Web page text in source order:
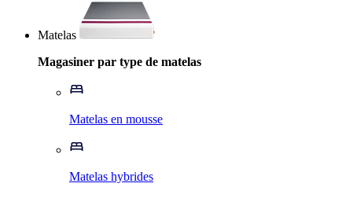
Matelas
Magasiner par type de matelas
Matelas en mousse
Matelas hybrides